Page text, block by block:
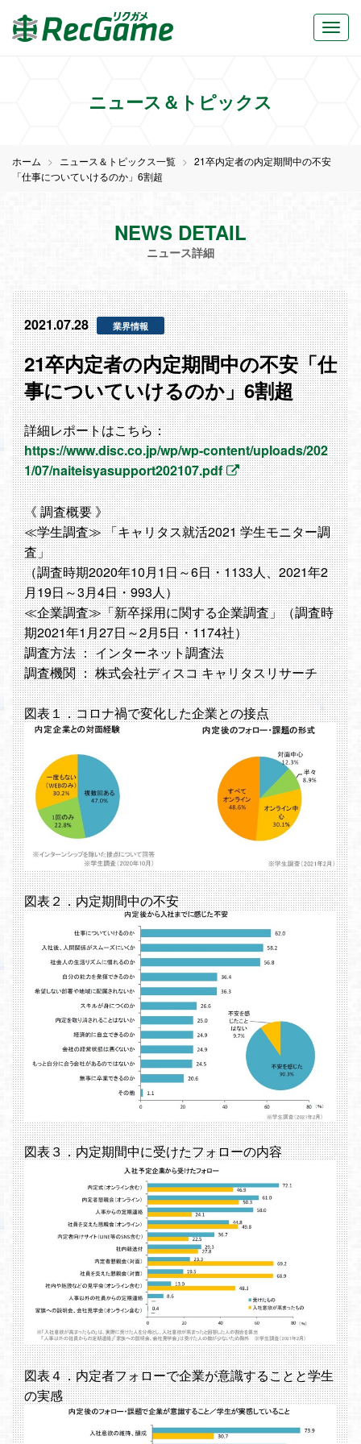
ニュース＆トピックス
ホーム ニュース＆トピックス一覧
21卒内定者の内定期間中の不安
「仕事についていけるのか」6割超
NEWS DETAIL
ニュース詳細
2021.07.28 業界情報
21卒内定者の内定期間中の不安「仕
事についていけるのか」6割超
詳細レポートはこちら：
https://www.disc.co.jp/wp/wp-content/uploads/202
1/07/naiteisyasupport202107.pdf
《 調査概要 》
≪学生調査≫ 「キャリタス就活2021 学生モニター調
査」
（調査時期2020年10月1日～6日・1133人、2021年2
月19日～3月4日・993人）
≪企業調査≫「新卒採用に関する企業調査」（調査時
期2021年1月27日～2月5日・1174社）
調査方法 ： インターネット調査法
調査機関 ： 株式会社ディスコ キャリタスリサーチ
図表１．コロナ禍で変化した企業との接点
図表２．内定期間中の不安
図表３．内定期間中に受けたフォローの内容
図表４．内定者フォローで企業が意識することと学生
の実感